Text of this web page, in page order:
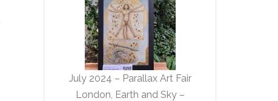
July 2024 – Parallax Art Fair
London, Earth and Sky –